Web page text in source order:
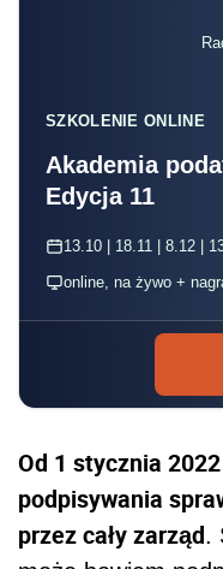
SZKOLENIE ONLINE
Akademia
Edycja 11
13.10 | 18.11 | 8.12 |
online, na żywo +
Od 1 stycznia
podpisywania
przez cały zarząd.